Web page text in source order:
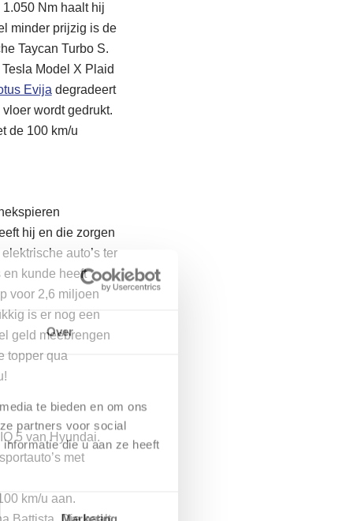
Over
te bieden en om ons
partners voor social
die u aan ze heeft
Nm haalt hij
minder prijzig is de
Taycan Turbo S.
Model X Plaid
Evija degradeert
wordt gedrukt.
de 100 km/u
hij en die zorgen
auto’s ter
kunde heeft
voor 2,6 miljoen
is er nog een
geld meebrengen
topper qua
5 van Hyundai.
met
km/u aan.